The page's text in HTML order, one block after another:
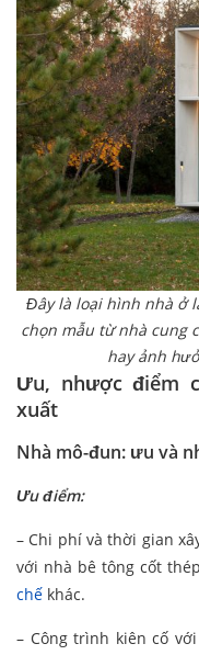
Đây là loại hình nhà ở
chọn mẫu từ nhà cung
hay ảnh
Ưu, nhược điểm
xuất
Nhà mô-đun: ưu và
Ưu điểm:
– Chi phí và thời gian
với nhà bê tông cốt
chế khác.
– Công trình kiên cố